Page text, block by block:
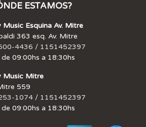
ESTAMOS?
Music Esquina Av. Mitre
363 esq. Av. Mitre
4436 / 1151452397
09:00hs a 18:30hs
Music Mitre
559
1074 / 1151452397
09:00hs a 18:30hs